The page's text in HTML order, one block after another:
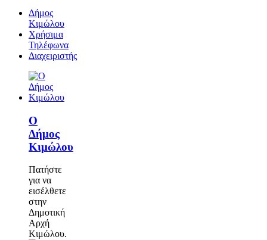
Δήμος
Κιμώλου
Χρήσιμα
Τηλέφωνα
Διαχειριστής
Ο
Δήμος
Κιμώλου
Πατήστε
για να
εισέλθετε
στην
Δημοτική
Αρχή
Κιμώλου.